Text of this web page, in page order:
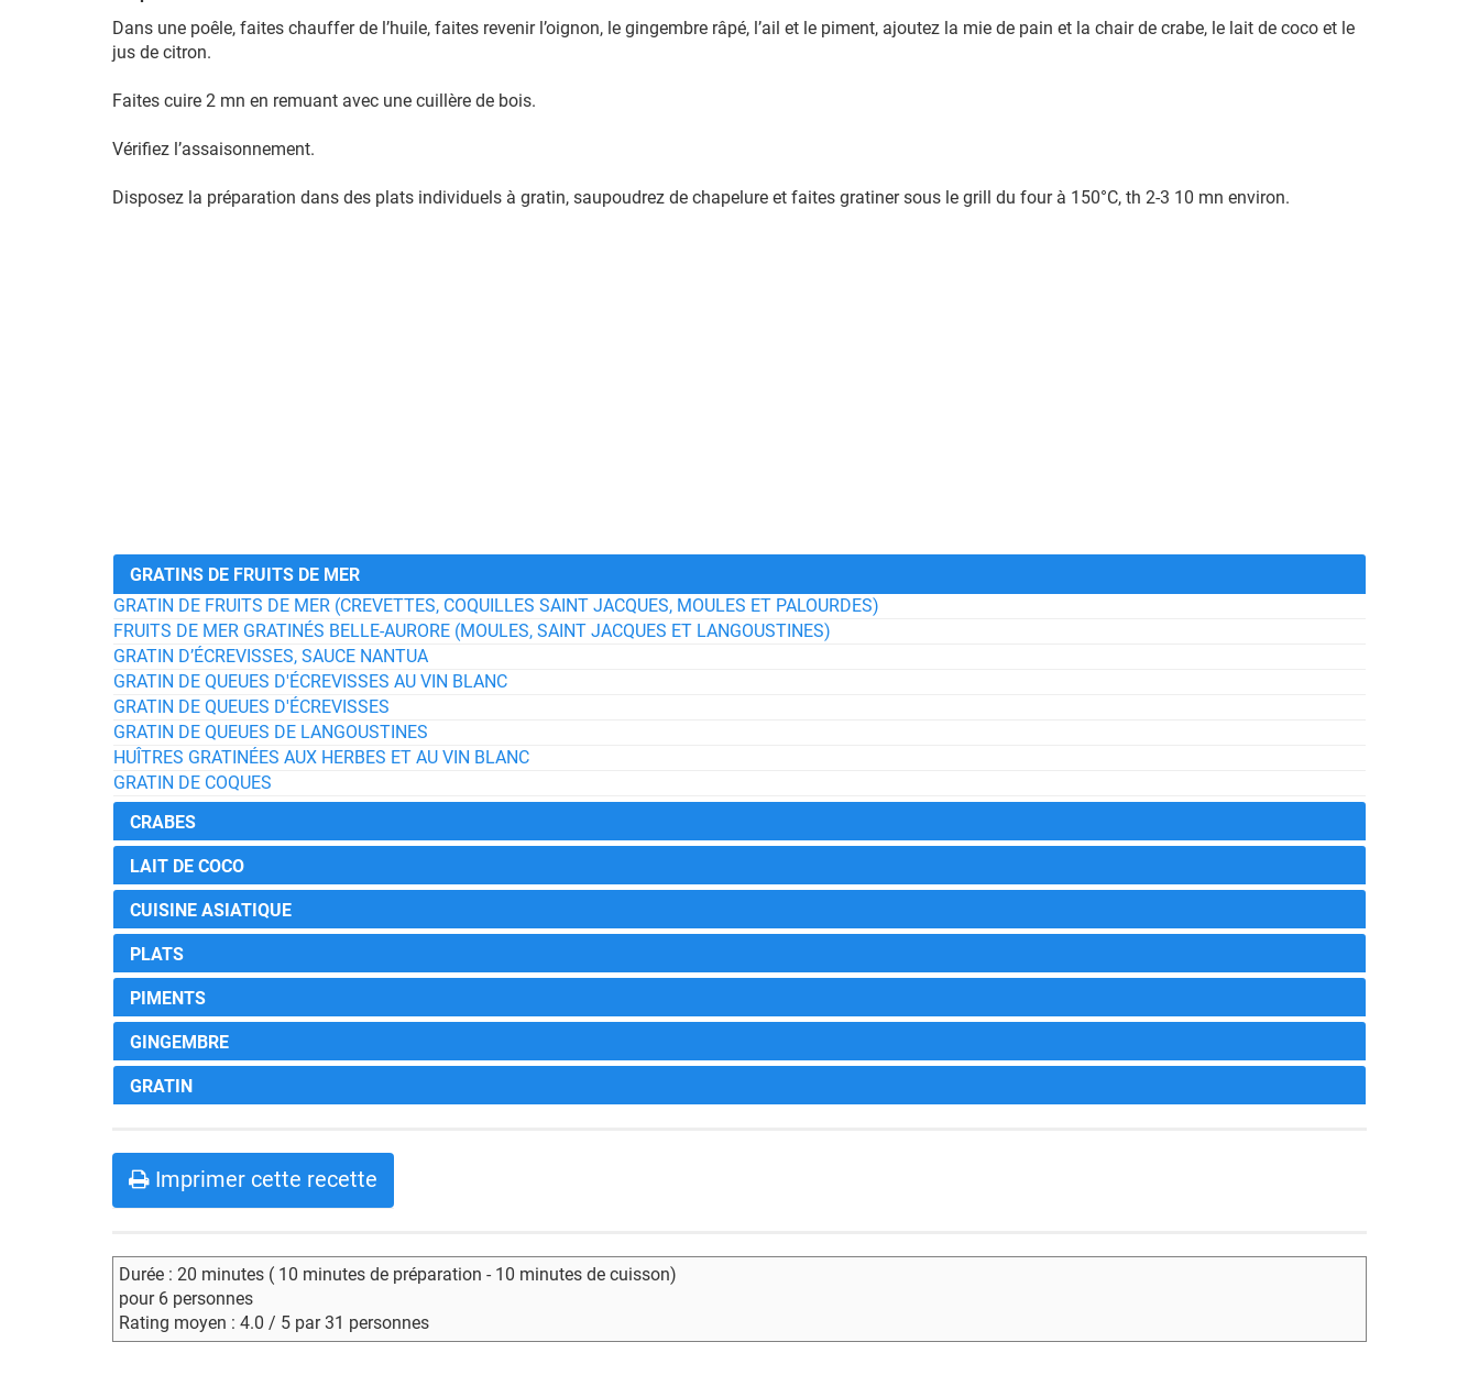
Dans une poêle, faites chauffer de l’huile, faites revenir l’oignon, le gingembre râpé, l’ail et le piment, ajoutez la mie de pain et la chair de crabe, le lait de coco et le
jus de citron.
Faites cuire 2 mn en remuant avec une cuillère de bois.
Vérifiez l’assaisonnement.
Disposez la préparation dans des plats individuels à gratin, saupoudrez de chapelure et faites gratiner sous le grill du four à 150°C, th 2-3 10 mn environ.
GRATINS DE FRUITS DE MER
GRATIN DE FRUITS DE MER (CREVETTES, COQUILLES SAINT JACQUES, MOULES ET PALOURDES)
FRUITS DE MER GRATINÉS BELLE-AURORE (MOULES, SAINT JACQUES ET LANGOUSTINES)
GRATIN D’ÉCREVISSES, SAUCE NANTUA
GRATIN DE QUEUES D'ÉCREVISSES AU VIN BLANC
GRATIN DE QUEUES D'ÉCREVISSES
GRATIN DE QUEUES DE LANGOUSTINES
HUÎTRES GRATINÉES AUX HERBES ET AU VIN BLANC
GRATIN DE COQUES
CRABES
LAIT DE COCO
CUISINE ASIATIQUE
PLATS
PIMENTS
GINGEMBRE
GRATIN
Imprimer cette recette
Durée : 20 minutes ( 10 minutes de préparation - 10 minutes de cuisson)
pour 6 personnes
Rating moyen : 4.0 / 5 par 31 personnes